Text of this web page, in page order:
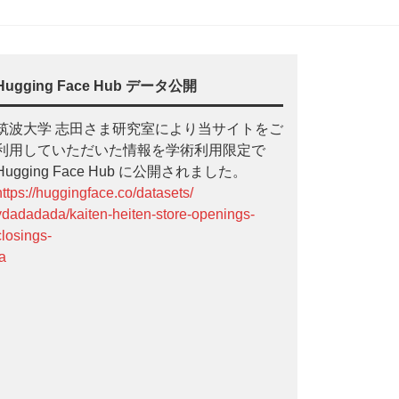
Face Hub データ公開
波大学 志田さま研究室により当サイトをご
用していただいた情報を学術利用限定で
Face Hub に公開されました。
huggingface.co/datasets/
kaiten-heiten-store-openings-